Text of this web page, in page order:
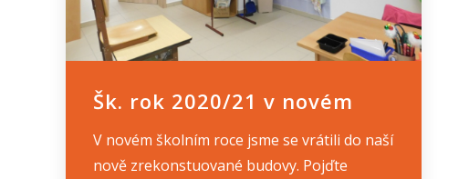
Šk. rok 2020/21 v novém
V novém školním roce jsme se vrátili do naší
nově zrekonstuované budovy. Pojďte